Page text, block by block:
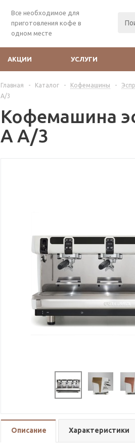
Все необходимое для
приготовления кофе в
одном месте
АКЦИИ УСЛУГИ
Главная - Каталог - Кофемашины -
A/3
Кофемашина
A A/3
Описание Характеристики